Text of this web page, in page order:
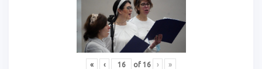
« ‹ of 16 › »